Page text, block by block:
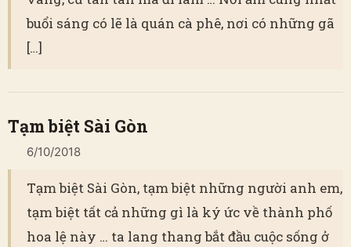
buổi sáng có lẽ là quán cà phê, nơi có những gã
[…]
Tạm biệt Sài Gòn
6/10/2018
Tạm biệt Sài Gòn, tạm biệt những người anh em,
tạm biệt tất cả những gì là ký ức về thành phố
hoa lệ này … ta lang thang bắt đầu cuộc sống ở